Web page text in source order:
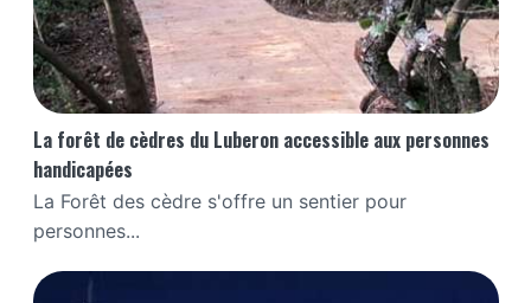
La forêt de cèdres du Luberon accessible aux personnes
handicapées
La Forêt des cèdre s'offre un sentier pour
personnes...